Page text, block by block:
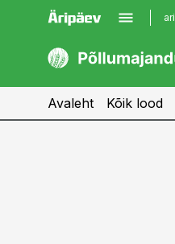
kaubandus.ee
kinnisvarauudised.ee
Avaleht Kõik lood